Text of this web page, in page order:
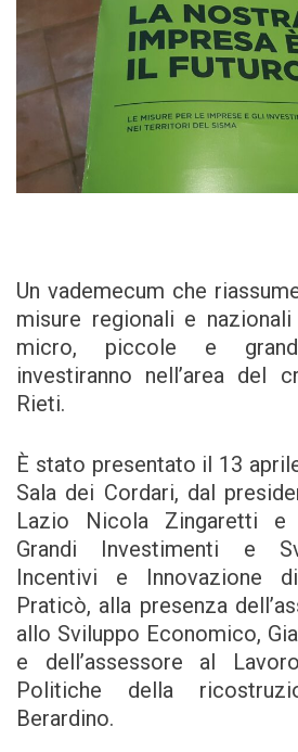
Un vademecum che
misure regionali e
micro, piccole e
investiranno nell’area del
Rieti.
È stato presentato il 13
Sala dei Cordari, dal
Lazio Nicola Zingaretti e
Grandi Investimenti e
Incentivi e Innovazione
Praticò, alla presenza
allo Sviluppo Economico,
e dell’assessore al
Politiche della
Berardino.